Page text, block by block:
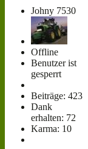
Johny 7530
Offline
Benutzer ist
gesperrt
Beiträge: 423
Dank
erhalten: 72
Karma: 10